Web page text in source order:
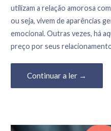
utilizam a relação amorosa
ou seja, vivem de aparências
emocional. Outras vezes, há
preço por seus
Continuar a ler →